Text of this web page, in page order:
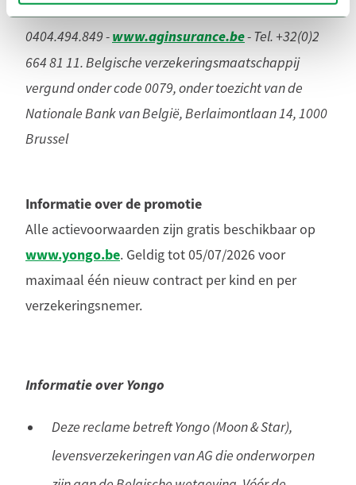
© AG Insurance nv - RPM Brussel - BTW BE
0404.494.849 -www.aginsurance.be- Tel. +32(0)2
664 81 11. Belgische verzekeringsmaatschappij
vergund onder code 0079, onder toezicht van de
Nationale Bank van België, Berlaimontlaan 14, 1000
Brussel
Informatie over de promotie
Alle actievoorwaarden zijn gratis beschikbaar op
www.yongo.be. Geldig tot 05/07/2026 voor
maximaal één nieuw contract per kind en per
verzekeringsnemer.
Informatie over Yongo
Deze reclame betreft Yongo (Moon & Star),
levensverzekeringen van AG die onderworpen